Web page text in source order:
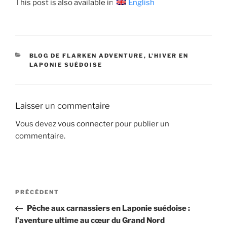
This post is also available in: English
CATÉGORIES
BLOG DE FLARKEN ADVENTURE , L'HIVER EN
LAPONIE SUÉDOISE
Laisser un commentaire
Vous devezvous connecter pour publier un
commentaire.
NAVIGATION
L’ARTICLE
Article
précédent
PRÉCÉDENT
Pêche aux carnassiers en Laponie suédoise :
l’aventure ultime au cœur du Grand Nord